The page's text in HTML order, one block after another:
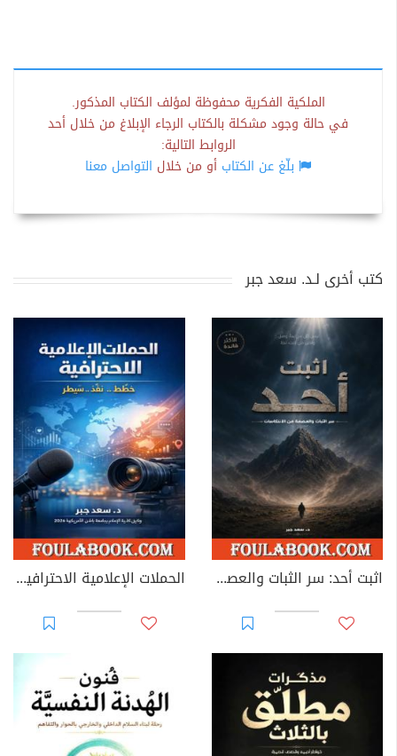
الملكية الفكرية محفوظة لمؤلف الكتاب المذكور.
في حالة وجود مشكلة بالكتاب الرجاء الإبلاغ من خلال أحد
الروابط التالية:
بلّغ عن الكتاب أو من خلال التواصل معنا
كتب أخرى لـد. سعد جبر
اثبت أُحد: سر الثبات والعصمة من الانتكاسات الحملات الإعلامية الاحترافية: خطط، نفّذ.. سيطر